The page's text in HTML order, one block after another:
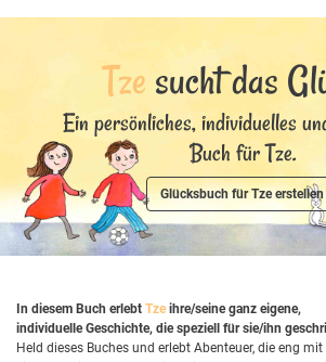
Tze sucht das
Ein persönliches, individuelles
Buch für Tze.
Glücksbuch für Tze erstellen
In diesem Buch erlebt Tze ihre/seine ganz eigene,
individuelle Geschichte, die speziell für sie/ihn
Held dieses Buches und erlebt Abenteuer, die eng